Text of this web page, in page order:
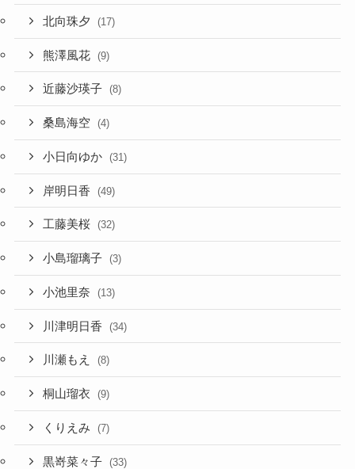
北向珠夕 (17)
熊澤風花 (9)
近藤沙瑛子 (8)
桑島海空 (4)
小日向ゆか (31)
岸明日香 (49)
工藤美桜 (32)
小島瑠璃子 (3)
小池里奈 (13)
川津明日香 (34)
川瀬もえ (8)
桐山瑠衣 (9)
くりえみ (7)
黒嵜菜々子 (33)